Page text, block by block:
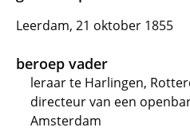
Leerdam, 21 oktober 1855
beroep vader
leraar te Harlingen,
directeur van een
Amsterdam